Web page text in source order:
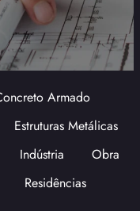
Armado
Estruturas Metálicas
Indústria
Obra
Residências